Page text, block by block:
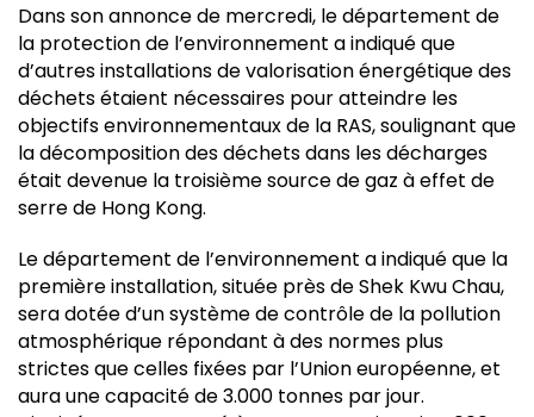
Dans son annonce de mercredi, le département de
la protection de l’environnement a indiqué que
d’autres installations de valorisation énergétique des
déchets étaient nécessaires pour atteindre les
objectifs environnementaux de la RAS, soulignant que
la décomposition des déchets dans les décharges
était devenue la troisième source de gaz à effet de
serre de Hong Kong.
Le département de l’environnement a indiqué que la
première installation, située près de Shek Kwu Chau,
sera dotée d’un système de contrôle de la pollution
atmosphérique répondant à des normes plus
strictes que celles fixées par l’Union européenne, et
aura une capacité de 3.000 tonnes par jour.